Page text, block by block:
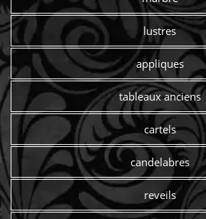
lustres
appliques
tableaux anciens
cartels
candelabres
reveils